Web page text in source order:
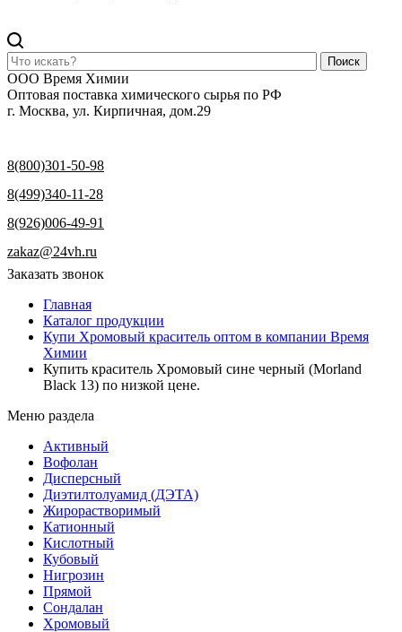
Поиск
ООО Время Химии
Оптовая поставка химического сырья по РФ
г. Москва, ул. Кирпичная, дом.29
8(800)301-50-98
8(499)340-11-28
8(926)006-49-91
zakaz@24vh.ru
Заказать звонок
Главная
Каталог продукции
Купи Хромовый краситель оптом в компании Время
Химии
Купить краситель Хромовый сине черный (Morland
Black 13) по низкой цене.
Меню раздела
Активный
Вофолан
Дисперсный
Диэтилтолуамид (ДЭТА)
Жирорастворимый
Катионный
Кислотный
Кубовый
Нигрозин
Прямой
Сондалан
Хромовый